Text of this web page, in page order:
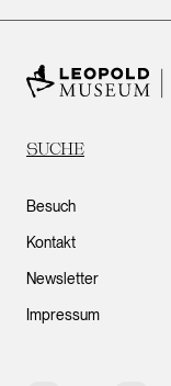
SUCHE
Besuch
Kontakt
Newsletter
Impressum